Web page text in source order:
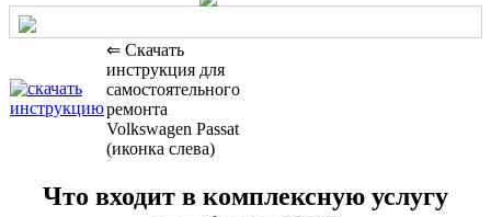
⇐ Скачать
инструкция для
самостоятельного
ремонта
Volkswagen Passat
(иконка слева)
Что входит в комплексную услугу